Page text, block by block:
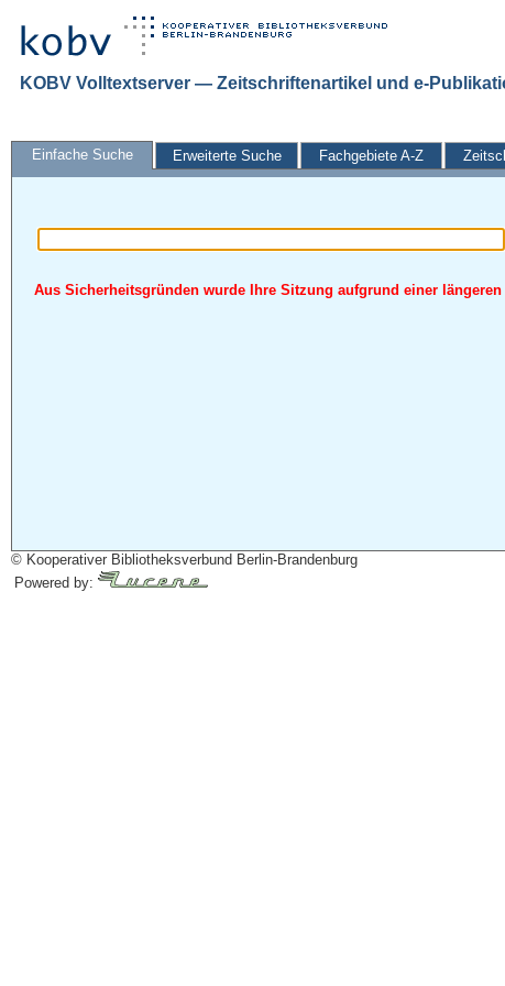
KOBV Volltextserver — Zeitschriftenartikel und e-
Einfache Suche Erweiterte Suche Fachgebiete A-Z
Aus Sicherheitsgründen wurde Ihre Sitzung aufgrund einer
© Kooperativer Bibliotheksverbund Berlin-Brandenburg
Powered by: